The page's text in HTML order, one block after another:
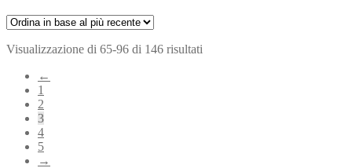
Visualizzazione di 65-96 di 146 risultati
←
1
2
3
4
5
→